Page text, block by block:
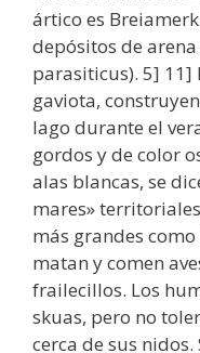
ártico es
depósitos de
parasiticus). 5] 11]
gaviota,
lago durante el
gordos y de color
alas blancas, se
mares»
más grandes
matan y comen
frailecillos. Los
skuas, pero no
cerca de sus nidos.